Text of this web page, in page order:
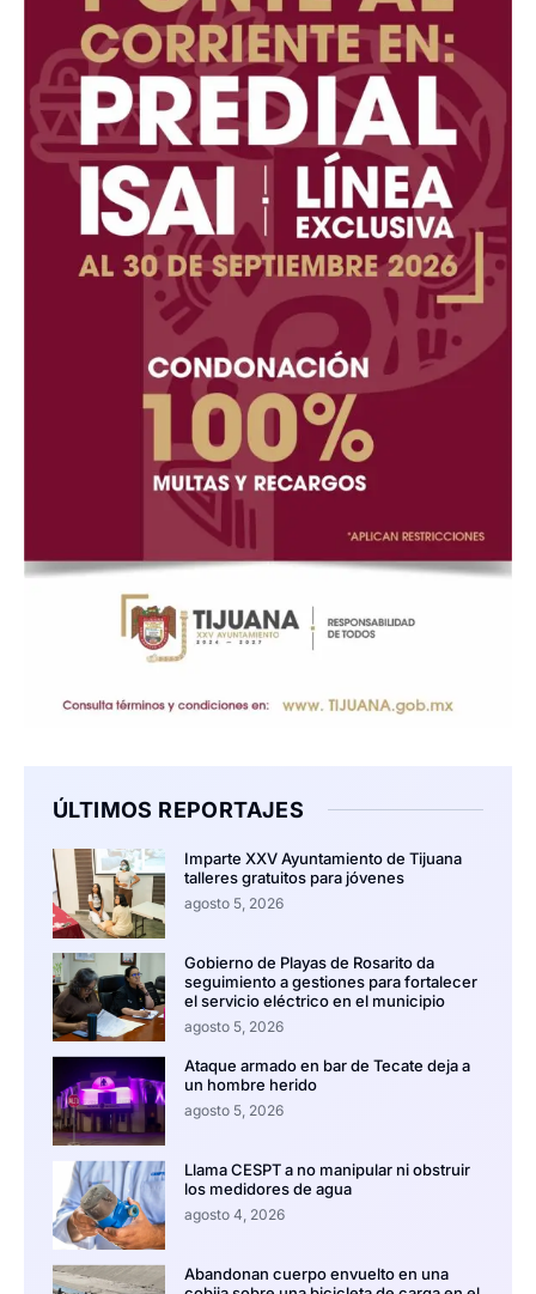
ÚLTIMOS REPORTAJES
Imparte XXV Ayuntamiento de Tijuana
talleres gratuitos para jóvenes
agosto 5, 2026
Gobierno de Playas de Rosarito da
seguimiento a gestiones para fortalecer
el servicio eléctrico en el municipio
agosto 5, 2026
Ataque armado en bar de Tecate deja a
un hombre herido
agosto 5, 2026
Llama CESPT a no manipular ni obstruir
los medidores de agua
agosto 4, 2026
Abandonan cuerpo envuelto en una